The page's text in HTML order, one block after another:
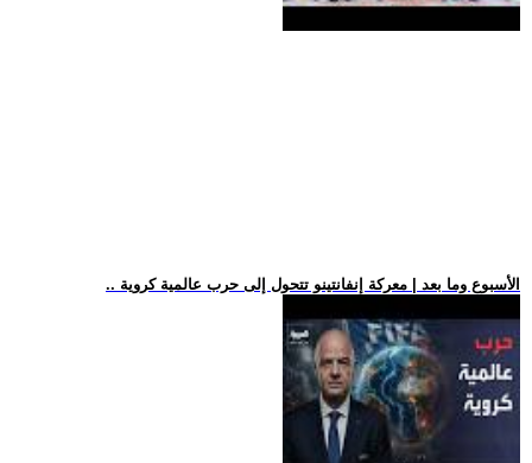
.. الأسبوع وما بعد | معركة إنفانتينو تتحول إلى حرب عالمية كروية